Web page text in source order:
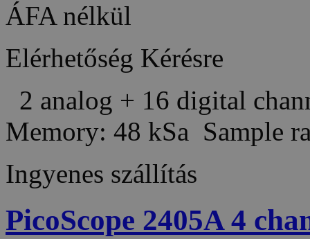
ÁFA nélkül
Elérhetőség Kérésre
2 analog + 16 digital
Memory: 48 kSa Sample
Ingyenes szállítás
PicoScope 2405A 4